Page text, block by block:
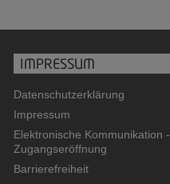
IMPRESSUM
Datenschutzerklärung
Impressum
Elektronische Kommunikation -
Zugangseröffnung
Barrierefreiheit